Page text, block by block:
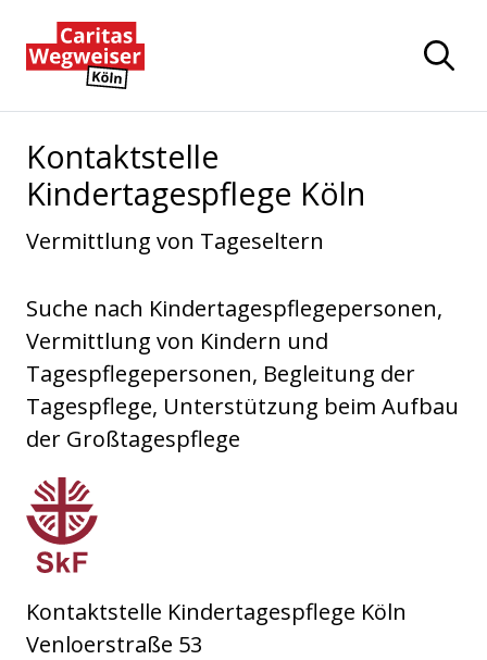
Zur Startseite navigieren
Kontaktstelle
Kindertagespflege Köln
Vermittlung von Tageseltern
Suche nach Kindertagespflegepersonen,
Vermittlung von Kindern und
Tagespflegepersonen, Begleitung der
Tagespflege, Unterstützung beim Aufbau
der Großtagespflege
Sozialdienst katholischer Frauen e.V. Köln
Kontaktstelle Kindertagespflege Köln
Venloerstraße 53